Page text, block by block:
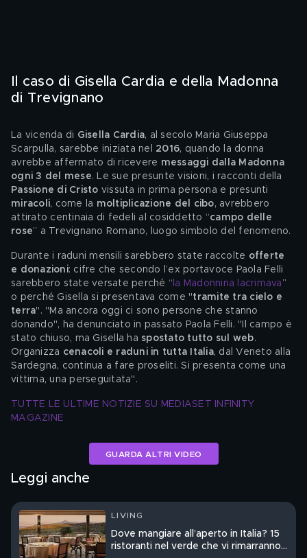
Il caso di Gisella Cardia e della Madonna
di Trevignano
La vicenda di Gisella Cardia, al secolo Maria Giuseppa
Scarpulla, sarebbe iniziata nel 2016, quando la donna
avrebbe affermato di ricevere messaggi dalla Madonna
ogni 3 del mese. Le sue presunte visioni, i racconti della
Passione di Cristo vissuta in prima persona e presunti
miracoli, come la moltiplicazione del cibo, avrebbero
attirato centinaia di fedeli al cosiddetto “campo delle
rose” a Trevignano Romano, luogo simbolo del fenomeno.
Durante i raduni mensili sarebbero state raccolte offerte
e donazioni: cifre che secondo l’ex portavoce Paola Felli
sarebbero state versate perché “ la Madonnina lacrimava ”
o perché Gisella si presentava come "tramite tra cielo e
terra". "Ma ancora oggi ci sono persone che stanno
donando", ha denunciato in passato Paola Felli. "Il campo è
stato chiuso, ma Gisella ha spostato tutto sul web.
Organizza cenacoli e raduni in tutta Italia, dal Veneto alla
Sardegna, continua a fare proseliti. Si presenta come una
vittima, una perseguitata".
TUTTE LE ULTIME NOTIZIE SU MEDIASET INFINITY
MAGAZINE
GUARDA ALTRI VIDEO
Leggi anche
LIVING
Dove mangiare all’aperto in Italia? 15
ristoranti nel verde che vi rimarranno